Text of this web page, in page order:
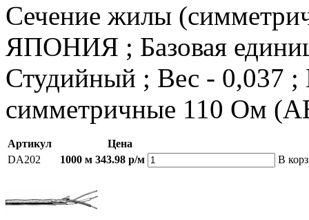
Сечение жилы
ЯПОНИЯ ; Базовая
Студийный ; Вес - 0,037 ;
симметричные 110 Ом
Артикул
Цена
DA202
1000 м 343.98 р/м В